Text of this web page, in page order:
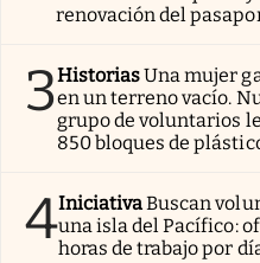
renovación del
3HistoriasUna mujer
en un terreno vacío.
grupo de voluntarios
850 bloques de
4IniciativaBuscan
una isla del Pacífico:
horas de trabajo por